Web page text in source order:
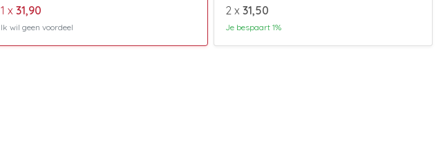
1 x 31,90
Ik wil geen voordeel
2 x 31,50
Je bespaart 1%